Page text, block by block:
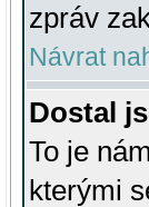
zpráv
Návrat
Dostal
To je
kterými